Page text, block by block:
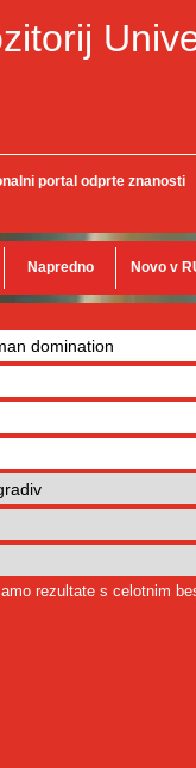
portal odprte znanosti
Napredno Novo v
rezultate s celotnim